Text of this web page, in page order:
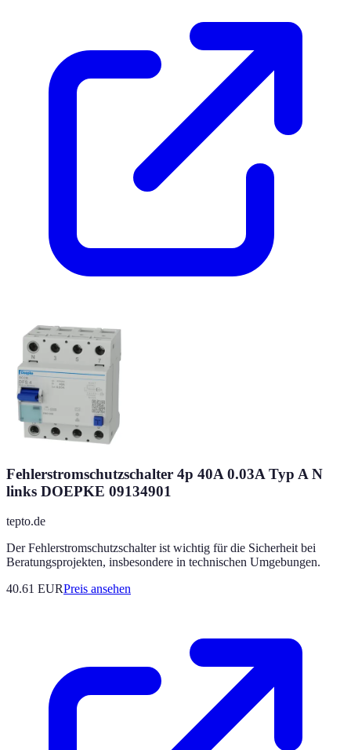
Fehlerstromschutzschalter 4p 40A 0.03A Typ A N
links DOEPKE 09134901
tepto.de
Der Fehlerstromschutzschalter ist wichtig für die Sicherheit bei
Beratungsprojekten, insbesondere in technischen Umgebungen.
40.61 EURPreis ansehen